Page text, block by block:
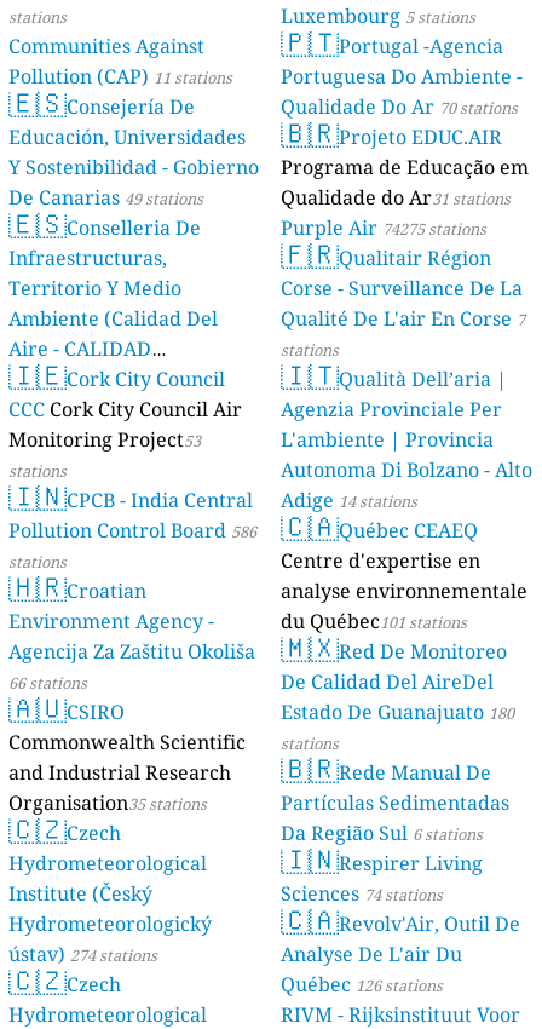
stations
Communities Against
Pollution (CAP) 11 stations
🇪🇸Consejería De
Educación, Universidades
Y Sostenibilidad - Gobierno
De Canarias 49 stations
🇪🇸Conselleria De
Infraestructuras,
Territorio Y Medio
Ambiente (Calidad Del
Aire - CALIDAD
AMBIENTAL) 23 stations
🇮🇪Cork City Council
CCC Cork City Council Air
Monitoring Project53
stations
🇮🇳CPCB - India Central
Pollution Control Board 586
stations
🇭🇷Croatian
Environment Agency -
Agencija Za Zaštitu Okoliša
66 stations
🇦🇺CSIRO
Commonwealth Scientific
and Industrial Research
Organisation35 stations
🇨🇿Czech
Hydrometeorological
Institute (Český
Hydrometeorologický
ústav) 274 stations
🇨🇿Czech
Hydrometeorological
Luxembourg 5 stations
🇵🇹Portugal -Agencia
Portuguesa Do Ambiente -
Qualidade Do Ar 70 stations
🇧🇷Projeto EDUC.AIR
Programa de Educação em
Qualidade do Ar31 stations
Purple Air 74275 stations
🇫🇷Qualitair Région
Corse - Surveillance De La
Qualité De L'air En Corse 7
stations
🇮🇹Qualità Dell’aria |
Agenzia Provinciale Per
L'ambiente | Provincia
Autonoma Di Bolzano - Alto
Adige 14 stations
🇨🇦Québec CEAEQ
Centre d'expertise en
analyse environnementale
du Québec101 stations
🇲🇽Red De Monitoreo
De Calidad Del AireDel
Estado De Guanajuato 180
stations
🇧🇷Rede Manual De
Partículas Sedimentadas
Da Região Sul 6 stations
🇮🇳Respirer Living
Sciences 74 stations
🇨🇦Revolv'Air, Outil De
Analyse De L'air Du
Québec 126 stations
RIVM - Rijksinstituut Voor